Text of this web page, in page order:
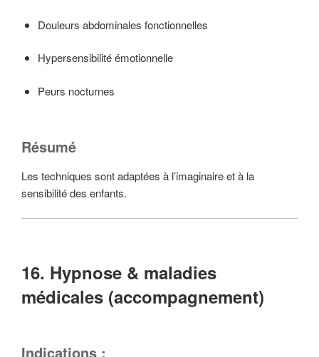
Douleurs abdominales fonctionnelles
Hypersensibilité émotionnelle
Peurs nocturnes
Résumé
Les techniques sont adaptées à l’imaginaire et à la
sensibilité des enfants.
16. Hypnose & maladies
médicales (accompagnement)
Indications :